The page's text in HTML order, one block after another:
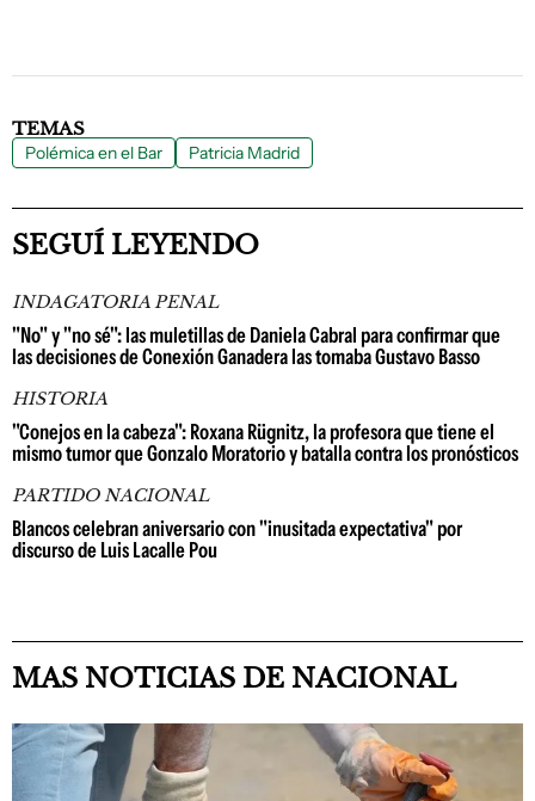
TEMAS
Polémica en el Bar Patricia Madrid
SEGUÍ LEYENDO
INDAGATORIA PENAL
"No" y "no sé": las muletillas de Daniela Cabral para confirmar que
las decisiones de Conexión Ganadera las tomaba Gustavo Basso
HISTORIA
"Conejos en la cabeza": Roxana Rügnitz, la profesora que tiene el
mismo tumor que Gonzalo Moratorio y batalla contra los pronósticos
PARTIDO NACIONAL
Blancos celebran aniversario con "inusitada expectativa" por
discurso de Luis Lacalle Pou
MAS NOTICIAS DE NACIONAL